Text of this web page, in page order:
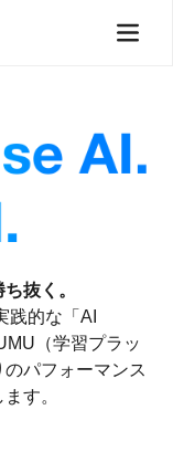
抜く。
践的な「AI
（学習プラッ
のパフォーマンス
す。